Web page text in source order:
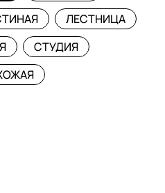
ЛЕСТНИЦА
СТУДИЯ